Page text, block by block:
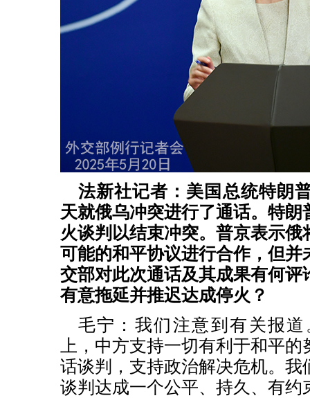
法新社记者：美国总统特朗
天就俄乌冲突进行了通话。特
火谈判以结束冲突。普京表示
可能的和平协议进行合作，但并
交部对此次通话及其成果有何评
有意拖延并推迟达成停火？
毛宁：我们注意到有关报
上，中方支持一切有利于和平
话谈判，支持政治解决危机。我
谈判达成一个公平、持久、有约